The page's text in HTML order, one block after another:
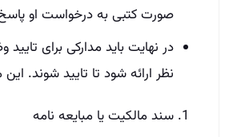
صورت کتبی به درخواست او
در نهایت باید مدارکی برای
نظر ارائه شود تا تایید شوند. این
سند مالکیت یا مبایعه نامه